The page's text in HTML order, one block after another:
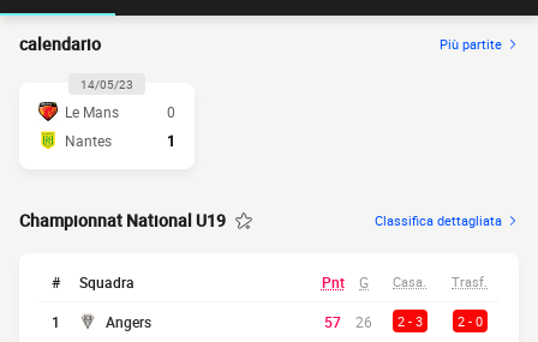
calendario Più partite
14/05/23
Le Mans
0
Nantes
1
Championnat National U19 Classifica dettagliata
# Squadra Pnt G Casa. Trasf.
1 Angers 57 26 2 - 3 2 - 0